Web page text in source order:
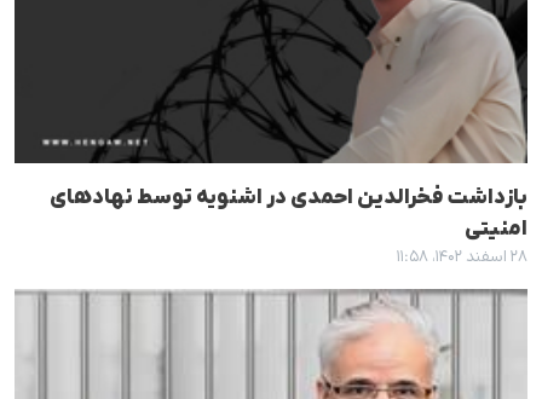
بازداشت فخر‌الدین احمدی در اشنویه توسط نهادهای
امنیتی
۲۸ اسفند ۱۴۰۲، ۱۱:۵۸